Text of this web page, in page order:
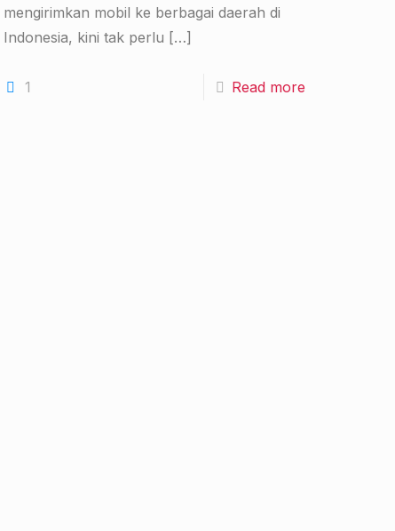
mengirimkan mobil ke berbagai daerah di
Indonesia, kini tak perlu […]
1 Read more